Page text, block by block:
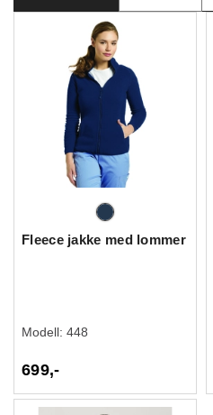
Fleece jakke med lommer
Modell: 448
699,-